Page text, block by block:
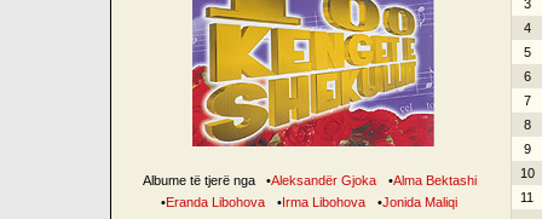
Albume të tjerë nga •Aleksandër Gjoka •Alma Bektashi
•Eranda Libohova •Irma Libohova •Jonida Maliqi
3
4
5
6
7
8
9
10
11